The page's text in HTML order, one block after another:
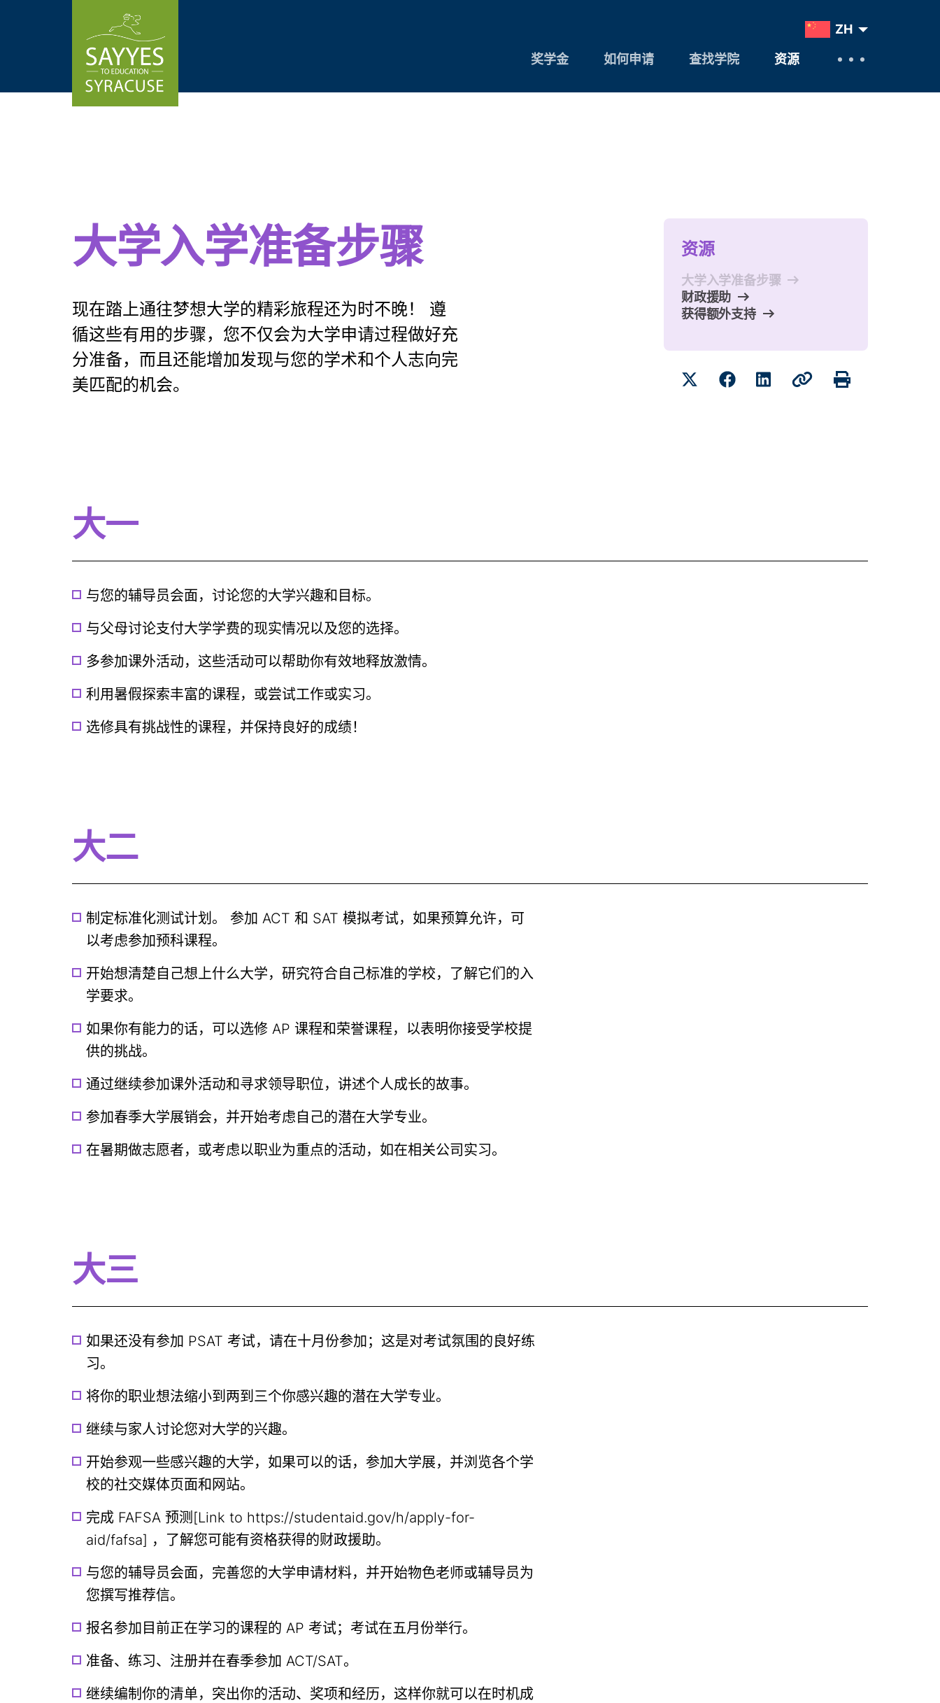
ZH
奖学金 如何申请 查找学院 资源
大学入学准备步骤
现在踏上通往梦想大学的精彩旅程还为时不晚！ 遵
循这些有用的步骤，您不仅会为大学申请过程做好充
分准备，而且还能增加发现与您的学术和个人志向完
美匹配的机会。
大一
与您的辅导员会面，讨论您的大学兴趣和目标。
与父母讨论支付大学学费的现实情况以及您的选择。
多参加课外活动，这些活动可以帮助你有效地释放激情。
利用暑假探索丰富的课程，或尝试工作或实习。
选修具有挑战性的课程，并保持良好的成绩！
大二
制定标准化测试计划。 参加 ACT 和 SAT 模拟考试，如果预算允许，可
以考虑参加预科课程。
开始想清楚自己想上什么大学，研究符合自己标准的学校，了解它们的入
学要求。
如果你有能力的话，可以选修 AP 课程和荣誉课程，以表明你接受学校提
供的挑战。
通过继续参加课外活动和寻求领导职位，讲述个人成长的故事。
参加春季大学展销会，并开始考虑自己的潜在大学专业。
在暑期做志愿者，或考虑以职业为重点的活动，如在相关公司实习。
大三
如果还没有参加 PSAT 考试，请在十月份参加；这是对考试氛围的良好练
习。
将你的职业想法缩小到两到三个你感兴趣的潜在大学专业。
继续与家人讨论您对大学的兴趣。
开始参观一些感兴趣的大学，如果可以的话，参加大学展，并浏览各个学
校的社交媒体页面和网站。
完成 FAFSA 预测[Link to https://studentaid.gov/h/apply-for-
aid/fafsa] ，了解您可能有资格获得的财政援助。
与您的辅导员会面，完善您的大学申请材料，并开始物色老师或辅导员为
您撰写推荐信。
报名参加目前正在学习的课程的 AP 考试；考试在五月份举行。
准备、练习、注册并在春季参加 ACT/SAT。
继续编制你的清单，突出你的活动、奖项和经历，这样你就可以在时机成
资源
大学入学准备步骤
财政援助
获得额外支持
分享
TwitterFacebook
LinkedIn
复制打印